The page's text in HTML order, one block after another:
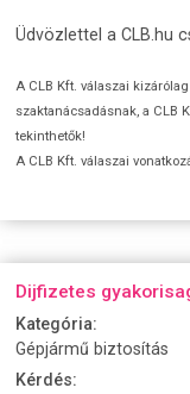
Üdvözlettel a CLB.hu
A CLB Kft. válaszai
szaktanácsadásnak, a CLB
tekinthetők!
A CLB Kft. válaszai
Dijfizetes
Kategória:
Gépjármű biztosítás
Kérdés: